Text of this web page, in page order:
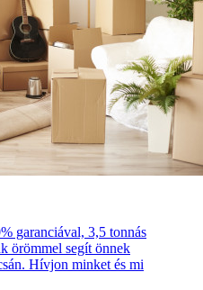
garanciával, 3,5 tonnás
örömmel segít önnek
Hívjon minket és mi